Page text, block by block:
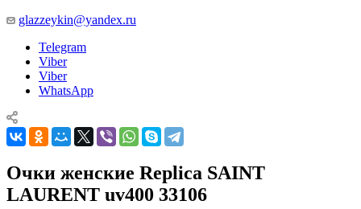
glazzeykin@yandex.ru
Telegram
Viber
Viber
WhatsApp
Очки женские Replica SAINT
LAURENT uv400 33106